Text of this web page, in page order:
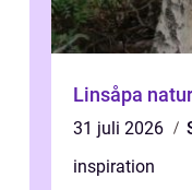
31 juli 2026
inspiration